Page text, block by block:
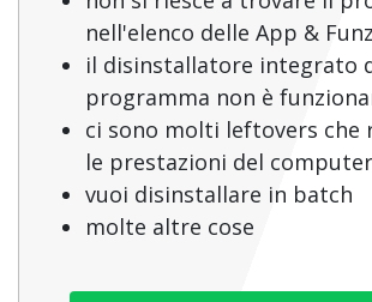
nell'elenco delle App &
il disinstallatore integrato
programma non è
ci sono molti leftovers che
le prestazioni del computer
vuoi disinstallare in batch
molte altre cose